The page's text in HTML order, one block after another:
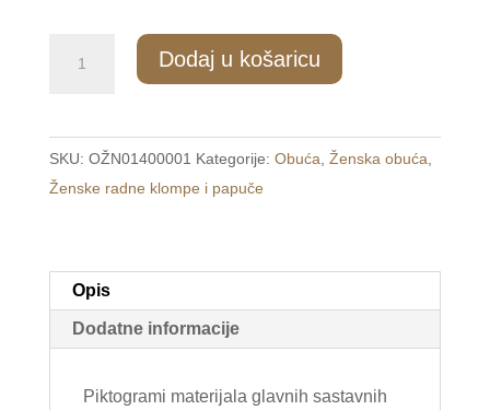
papuče
crvene
/DOT/
Dodaj u košaricu
SKU: OŽN01400001 Kategorije: Obuća Ženska obuća
Ženske radne klompe i papuče
Opis
Dodatne informacije
Piktogrami materijala glavnih sastavnih